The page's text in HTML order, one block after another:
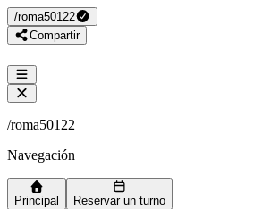
/roma50122
Compartir
/roma50122
Navegación
Principal Reservar un turno